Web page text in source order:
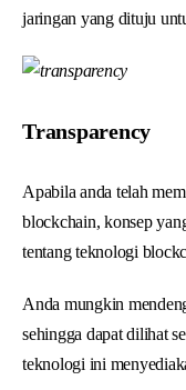
jaringan yang dituju
Transparency
Apabila anda telah
blockchain, konsep
tentang teknologi
Anda mungkin
sehingga dapat dilihat
teknologi ini